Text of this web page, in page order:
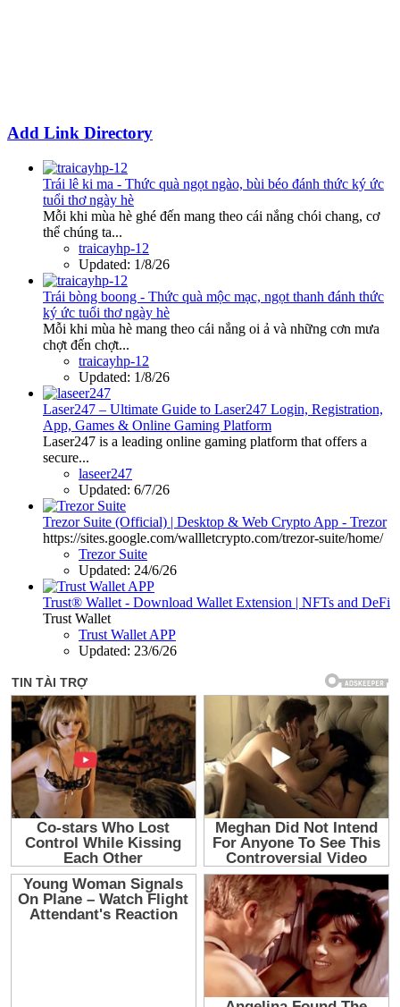
Add Link Directory
Trái lê ki ma - Thức quà ngọt ngào, bùi béo đánh thức ký ức
tuổi thơ ngày hè
Mỗi khi mùa hè ghé đến mang theo cái nắng chói chang, cơ
thể chúng ta...
traicayhp-12
Updated: 1/8/26
Trái bòng boong - Thức quà mộc mạc, ngọt thanh đánh thức
ký ức tuổi thơ ngày hè
Mỗi khi mùa hè mang theo cái nắng oi ả và những cơn mưa
chợt đến chợt...
traicayhp-12
Updated: 1/8/26
Laser247 – Ultimate Guide to Laser247 Login, Registration,
App, Games & Online Gaming Platform
Laser247 is a leading online gaming platform that offers a
secure...
laseer247
Updated: 6/7/26
Trezor Suite (Official) | Desktop & Web Crypto App - Trezor
https://sites.google.com/wallletcrypto.com/trezor-suite/home/
Trezor Suite
Updated: 24/6/26
Trust® Wallet - Download Wallet Extension | NFTs and DeFi
Trust Wallet
Trust Wallet APP
Updated: 23/6/26